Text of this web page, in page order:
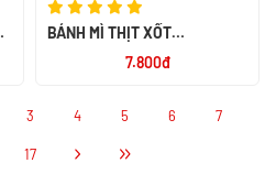
BÁNH MÌ THỊT XỐT
7.800đ
3 4 5 6 7
17